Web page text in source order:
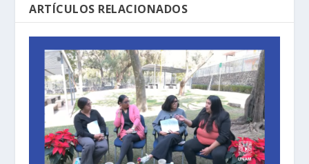
ARTÍCULOS RELACIONADOS